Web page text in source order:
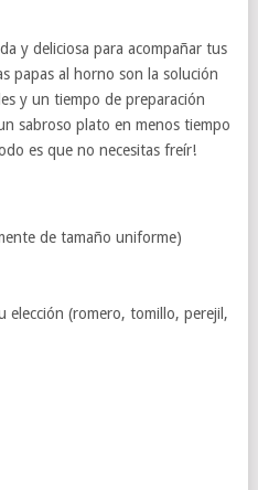
y deliciosa para acompañar tus
papas al horno son la solución
y un tiempo de preparación
sabroso plato en menos tiempo
es que no necesitas freír!
de tamaño uniforme)
elección (romero, tomillo, perejil,